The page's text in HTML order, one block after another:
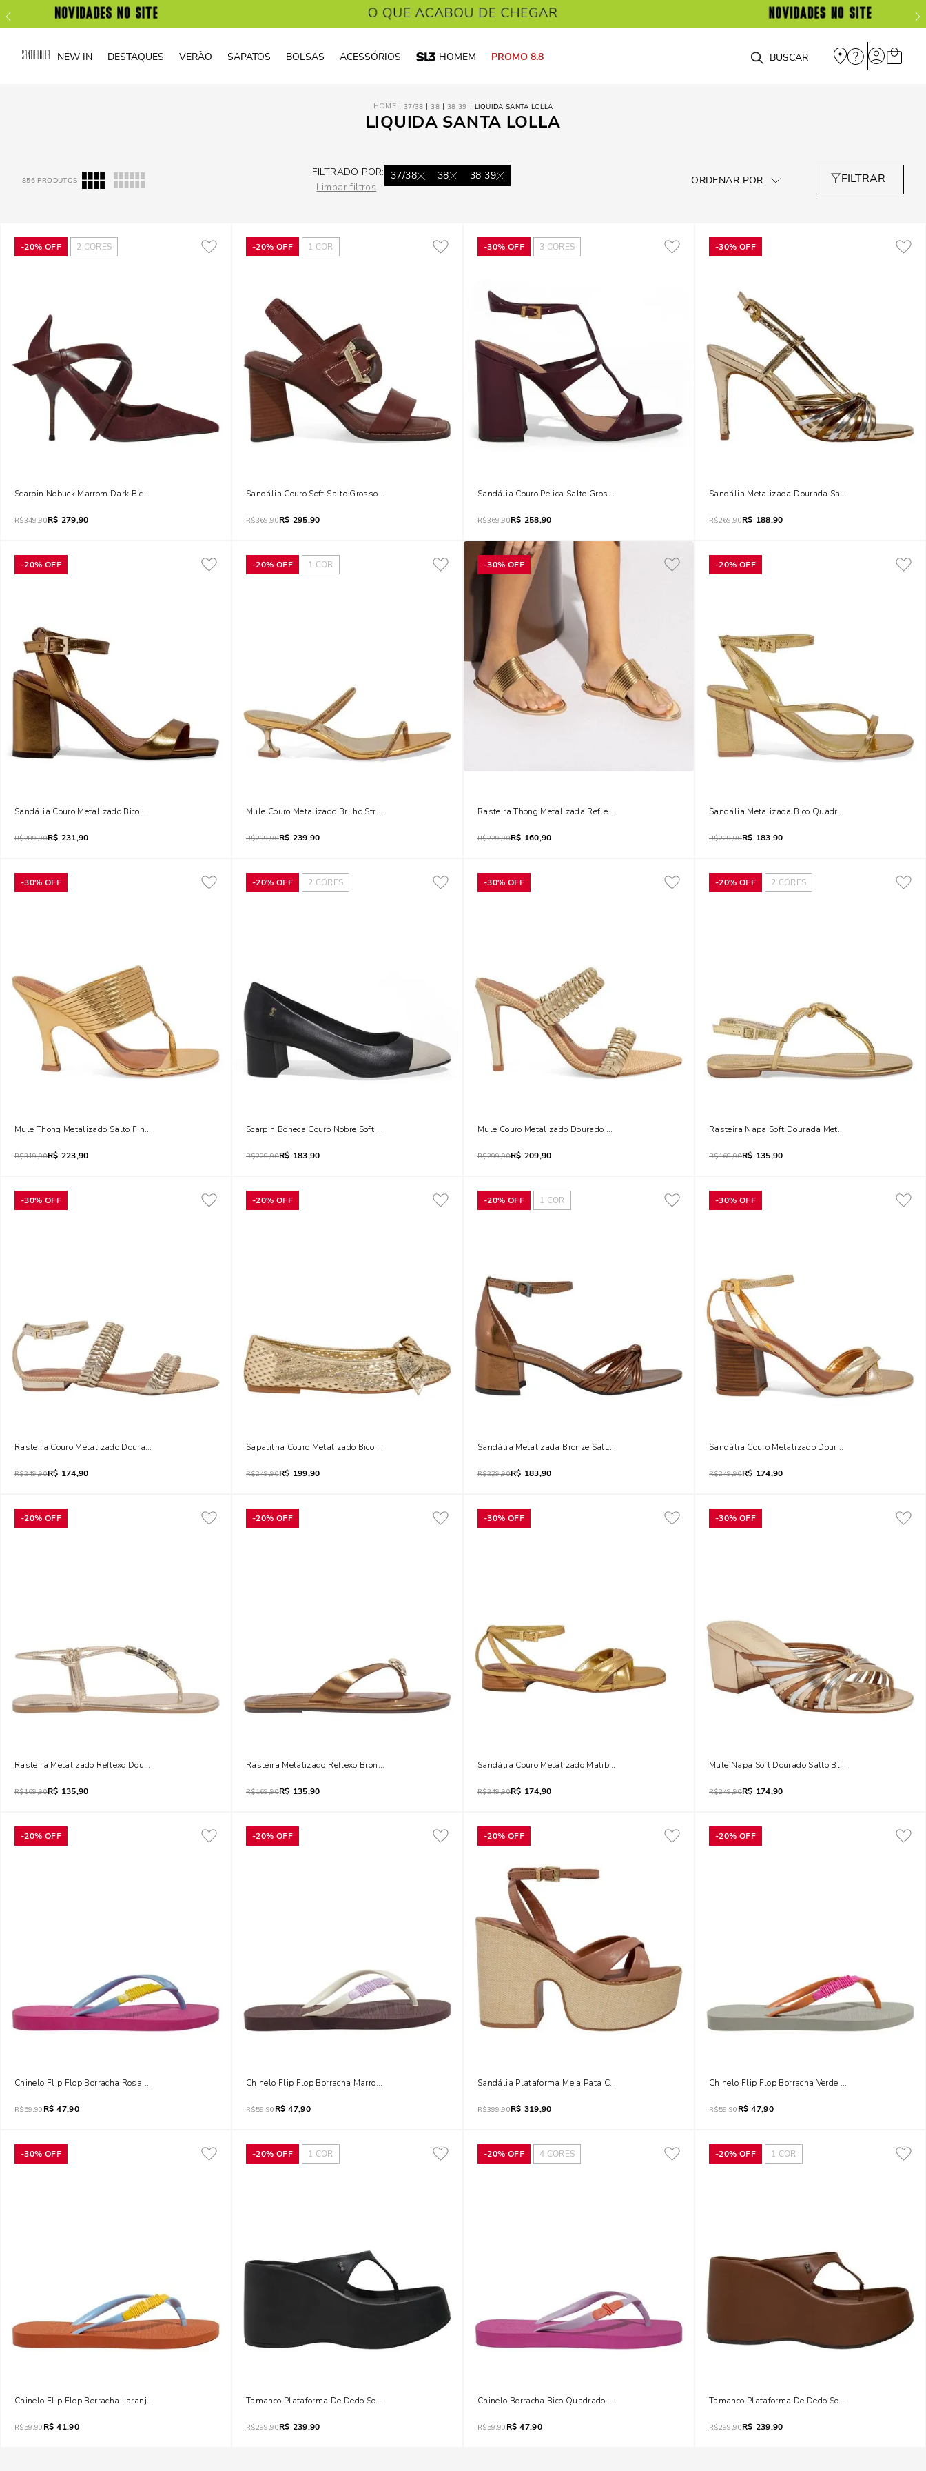
NEW IN DESTAQUES VERÃO SAPATOS BOLSAS ACESSÓRIOS HOMEM PROMO 8.8 O que você está procurando?
37/38 38 38 39 LIQUIDA SANTA LOLLA
LIQUIDA SANTA LOLLA
856 PRODUTOS
FILTRADO POR:
Limpar filtros
37/38 38 38 39
-20% OFF 2 CORES
Scarpin Nobuck Marrom Dark Bico Fino Salto Agulha
R$349,90R$ 279,90
-20% OFF 1 COR
Sandália Couro Soft Salto Grosso Marrom Terracota
R$369,90R$ 295,90
-30% OFF 3 CORES
Sandália Couro Pelica Salto Grosso Roxo Berry
R$369,90R$ 258,90
-30% OFF
Sandália Metalizada Dourada Salto Fino
R$269,90R$ 188,90
-20% OFF
Sandália Couro Metalizado Bico Quadrado Bronze
R$289,90R$ 231,90
-20% OFF 1 COR
Mule Couro Metalizado Brilho Strass Salto Taça Dourado
R$299,90R$ 239,90
-30% OFF
Rasteira Thong Metalizada Reflexo Dourada
R$229,90R$ 160,90
-20% OFF
Sandália Metalizada Bico Quadrado Salto Grosso
R$229,90R$ 183,90
-30% OFF
Mule Thong Metalizado Salto Fino Dourado
R$319,90R$ 223,90
-20% OFF 2 CORES
Scarpin Boneca Couro Nobre Soft Salto Grosso Preto
R$229,90R$ 183,90
-30% OFF
Mule Couro Metalizado Dourado Salto Alto Tiras Trançadas
R$299,90R$ 209,90
-20% OFF 2 CORES
Rasteira Napa Soft Dourada Metalizada Coração Metal
R$169,90R$ 135,90
-30% OFF
Rasteira Couro Metalizado Dourada
R$249,90R$ 174,90
-20% OFF
Sapatilha Couro Metalizado Bico Redondo Laço Dourada
R$249,90R$ 199,90
-20% OFF 1 COR
Sandália Metalizada Bronze Salto Baixo Bloco
R$229,90R$ 183,90
-30% OFF
Sandália Couro Metalizado Dourado Salto Bloco
R$249,90R$ 174,90
-20% OFF
Rasteira Metalizado Reflexo Dourado
R$169,90R$ 135,90
-20% OFF
Rasteira Metalizado Reflexo Bronze
R$169,90R$ 135,90
-30% OFF
Sandália Couro Metalizado Malibu Dourada
R$249,90R$ 174,90
-30% OFF
Mule Napa Soft Dourado Salto Bloco
R$249,90R$ 174,90
-20% OFF
Chinelo Flip Flop Borracha Rosa Fúcsia
R$59,90R$ 47,90
-20% OFF
Chinelo Flip Flop Borracha Marrom Cocoa
R$59,90R$ 47,90
-20% OFF
Sandália Plataforma Meia Pata Couro Nobre Soft Marrom Safari
R$399,90R$ 319,90
-20% OFF
Chinelo Flip Flop Borracha Verde Pistache
R$59,90R$ 47,90
-30% OFF
Chinelo Flip Flop Borracha Laranja Morange
R$59,90R$ 41,90
-20% OFF 1 COR
Tamanco Plataforma De Dedo Soft Mestiço Preto
R$299,90R$ 239,90
-20% OFF 4 CORES
Chinelo Borracha Bico Quadrado Rosa Fúcsia
R$59,90R$ 47,90
-20% OFF 1 COR
Tamanco Plataforma De Dedo Soft Mestiço Marrom
R$299,90R$ 239,90